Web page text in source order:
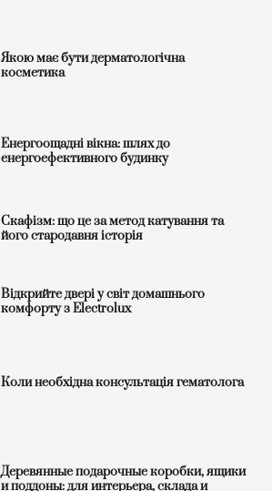
Якою має бути дерматологічна
косметика
Енергоощадні вікна: шлях до
енергоефективного будинку
Скафізм: що це за метод катування та
його стародавня історія
Відкрийте двері у світ домашнього
комфорту з Electrolux
Коли необхідна консультація гематолога
Деревянные подарочные коробки, ящики
и поддоны: для интерьера, склада и